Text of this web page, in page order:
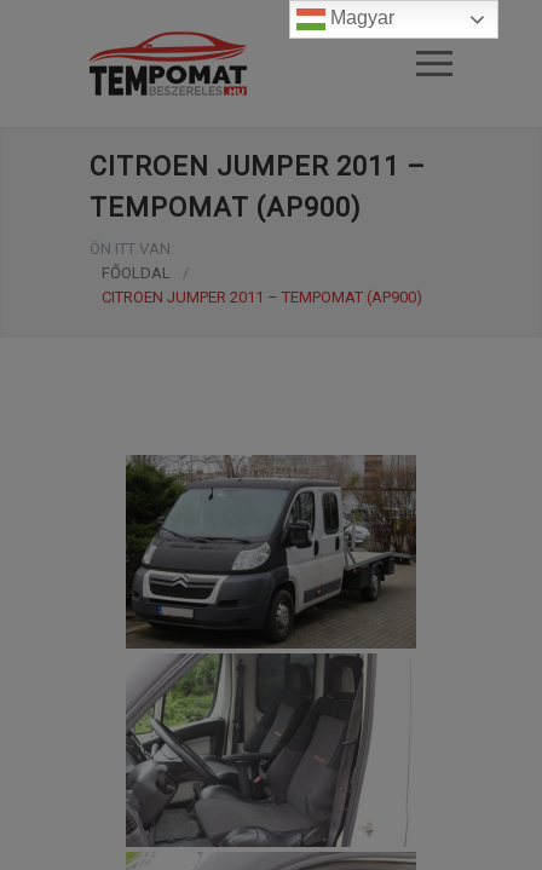
CITROEN JUMPER 2011 –
TEMPOMAT (AP900)
ÖN ITT VAN:
FŐOLDAL
/
CITROEN JUMPER 2011 – TEMPOMAT (AP900)
Magyar